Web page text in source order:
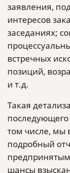
заявления,
интересов
заседаниях;
встречных
позиций,
и т.д.
Такая
том числе, мы
подробный
шансы